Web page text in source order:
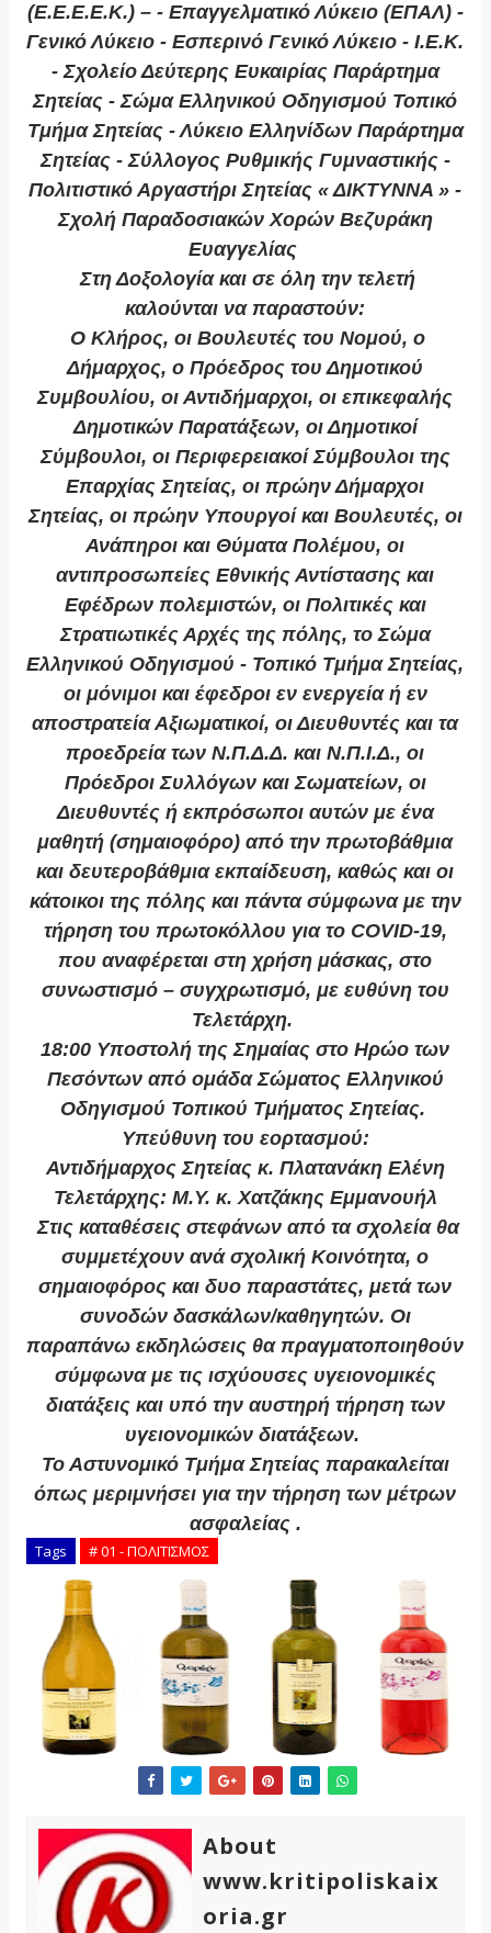
(Ε.Ε.Ε.Ε.Κ.) – - Επαγγελματικό Λύκειο (ΕΠΑΛ) -
Γενικό Λύκειο - Εσπερινό Γενικό Λύκειο - Ι.Ε.Κ.
- Σχολείο Δεύτερης Ευκαιρίας Παράρτημα
Σητείας - Σώμα Ελληνικού Οδηγισμού Τοπικό
Τμήμα Σητείας - Λύκειο Ελληνίδων Παράρτημα
Σητείας - Σύλλογος Ρυθμικής Γυμναστικής -
Πολιτιστικό Αργαστήρι Σητείας « ΔΙΚΤΥΝΝΑ » -
Σχολή Παραδοσιακών Χορών Βεζυράκη
Ευαγγελίας
Στη Δοξολογία και σε όλη την τελετή
καλούνται να παραστούν:
Ο Κλήρος, οι Βουλευτές του Νομού, ο
Δήμαρχος, ο Πρόεδρος του Δημοτικού
Συμβουλίου, οι Αντιδήμαρχοι, οι επικεφαλής
Δημοτικών Παρατάξεων, οι Δημοτικοί
Σύμβουλοι, οι Περιφερειακοί Σύμβουλοι της
Επαρχίας Σητείας, οι πρώην Δήμαρχοι
Σητείας, οι πρώην Υπουργοί και Βουλευτές, οι
Ανάπηροι και Θύματα Πολέμου, οι
αντιπροσωπείες Εθνικής Αντίστασης και
Εφέδρων πολεμιστών, οι Πολιτικές και
Στρατιωτικές Αρχές της πόλης, το Σώμα
Ελληνικού Οδηγισμού - Τοπικό Τμήμα Σητείας,
οι μόνιμοι και έφεδροι εν ενεργεία ή εν
αποστρατεία Αξιωματικοί, οι Διευθυντές και τα
προεδρεία των Ν.Π.Δ.Δ. και Ν.Π.Ι.Δ., οι
Πρόεδροι Συλλόγων και Σωματείων, οι
Διευθυντές ή εκπρόσωποι αυτών με ένα
μαθητή (σημαιοφόρο) από την πρωτοβάθμια
και δευτεροβάθμια εκπαίδευση, καθώς και οι
κάτοικοι της πόλης και πάντα σύμφωνα με την
τήρηση του πρωτοκόλλου για το COVID-19,
που αναφέρεται στη χρήση μάσκας, στο
συνωστισμό – συγχρωτισμό, με ευθύνη του
Τελετάρχη.
18:00 Υποστολή της Σημαίας στο Ηρώο των
Πεσόντων από ομάδα Σώματος Ελληνικού
Οδηγισμού Τοπικού Τμήματος Σητείας.
Υπεύθυνη του εορτασμού:
Αντιδήμαρχος Σητείας κ. Πλατανάκη Ελένη
Τελετάρχης: Μ.Υ. κ. Χατζάκης Εμμανουήλ
Στις καταθέσεις στεφάνων από τα σχολεία θα
συμμετέχουν ανά σχολική Κοινότητα, ο
σημαιοφόρος και δυο παραστάτες, μετά των
συνοδών δασκάλων/καθηγητών. Οι
παραπάνω εκδηλώσεις θα πραγματοποιηθούν
σύμφωνα με τις ισχύουσες υγειονομικές
διατάξεις και υπό την αυστηρή τήρηση των
υγειονομικών διατάξεων.
Το Αστυνομικό Τμήμα Σητείας παρακαλείται
όπως μεριμνήσει για την τήρηση των μέτρων
ασφαλείας .
Tags # 01 - ΠΟΛΙΤΙΣΜΟΣ
About
www.kritipoliskaix
oria.gr